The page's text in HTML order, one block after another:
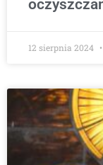
12 sierpnia 2024